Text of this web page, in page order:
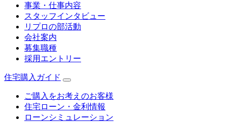
事業・仕事内容
スタッフインタビュー
リプロの部活動
会社案内
募集職種
採用エントリー
住宅購入ガイド
ご購入をお考えのお客様
住宅ローン・金利情報
ローンシミュレーション